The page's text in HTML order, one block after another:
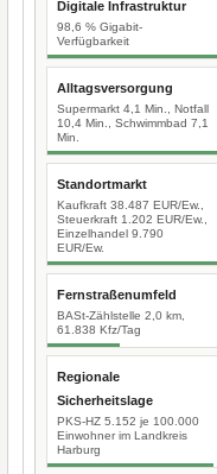
Digitale Infrastruktur
98,6 % Gigabit-
Verfügbarkeit
Alltagsversorgung
Supermarkt 4,1 Min., Notfall
10,4 Min., Schwimmbad 7,1
Min.
Standortmarkt
Kaufkraft 38.487 EUR/Ew.,
Steuerkraft 1.202 EUR/Ew.,
Einzelhandel 9.790
EUR/Ew.
Fernstraßenumfeld
BASt-Zählstelle 2,0 km,
61.838 Kfz/Tag
Regionale
Sicherheitslage
PKS-HZ 5.152 je 100.000
Einwohner im Landkreis
Harburg